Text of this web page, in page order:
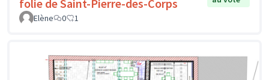
folie de Saint-Pierre-des-Corps
Elène
0 1